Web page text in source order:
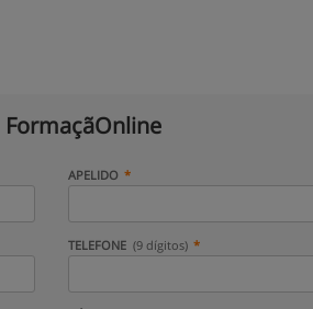
FormaçãOnline
APELIDO
TELEFONE (9 dígitos)